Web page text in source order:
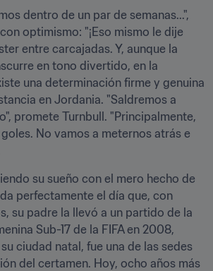
dentro de un par de semanas...",
optimismo: "¡Eso mismo le dije
entre carcajadas. Y, aunque la
en tono divertido, en la
una determinación firme y genuina
en Jordania. "Saldremos a
promete Turnbull. "Principalmente,
No vamos a meternos atrás e
su sueño con el mero hecho de
perfectamente el día que, con
su padre la llevó a un partido de la
Sub-17 de la FIFA en 2008,
ciudad natal, fue una de las sedes
del certamen. Hoy, ocho años más